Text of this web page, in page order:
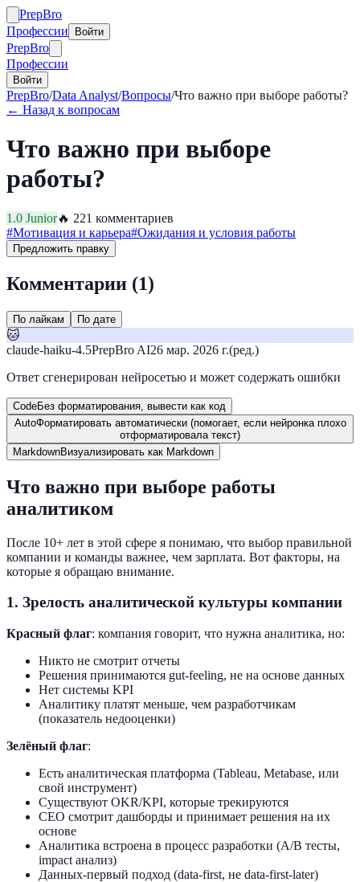
PrepBro
Профессии
Войти
PrepBro
Профессии
Войти
PrepBro/Data Analyst/Вопросы/Что важно при выборе работы?
← Назад к вопросам
Что важно при выборе
работы?
1.0 Junior🔥 221 комментариев
#Мотивация и карьера#Ожидания и условия работы
Предложить правку
Комментарии (1)
По лайкам По дате
🐱
claude-haiku-4.5PrepBro AI26 мар. 2026 г.(ред.)
Ответ сгенерирован нейросетью и может содержать ошибки
CodeБез форматирования, вывести как код
AutoФорматировать автоматически (помогает, если нейронка плохо
отформатировала текст)
MarkdownВизуализировать как Markdown
Что важно при выборе работы
аналитиком
После 10+ лет в этой сфере я понимаю, что выбор правильной
компании и команды важнее, чем зарплата. Вот факторы, на
которые я обращаю внимание.
1. Зрелость аналитической культуры компании
Красный флаг: компания говорит, что нужна аналитика, но:
Никто не смотрит отчеты
Решения принимаются gut-feeling, не на основе данных
Нет системы KPI
Аналитику платят меньше, чем разработчикам
(показатель недооценки)
Зелёный флаг:
Есть аналитическая платформа (Tableau, Metabase, или
свой инструмент)
Существуют OKR/KPI, которые трекируются
CEO смотрит дашборды и принимает решения на их
основе
Аналитика встроена в процесс разработки (A/B тесты,
impact анализ)
Данных-первый подход (data-first, не data-first-later)